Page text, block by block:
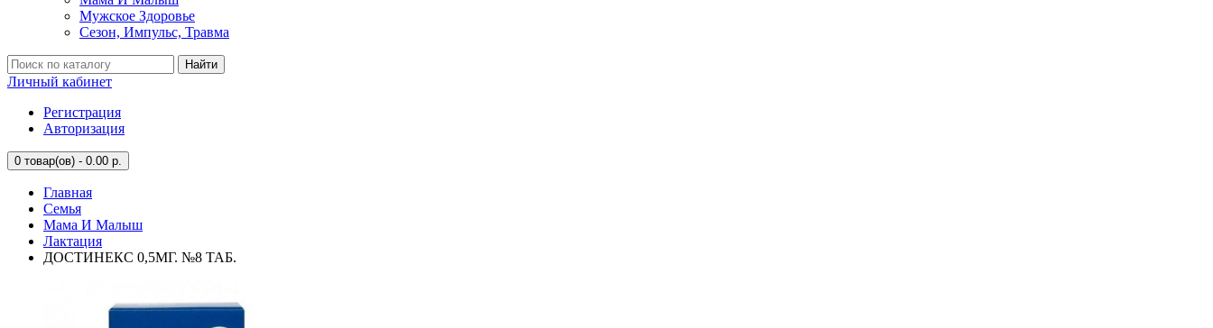
Мужское Здоровье
Сезон, Импульс, Травма
Найти
Личный кабинет
Регистрация
Авторизация
0 товар(ов) - 0.00 р.
Главная
Семья
Мама И Малыш
Лактация
ДОСТИНЕКС 0,5МГ. №8 ТАБ.